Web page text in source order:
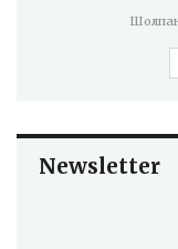
Newsletter